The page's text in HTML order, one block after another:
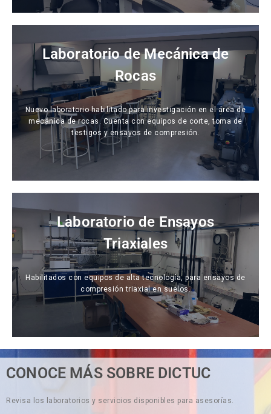
Laboratorio de Mecánica de
Rocas
Nuevo laboratorio habilitado para investigación en el área de
mecánica de rocas. Cuenta con equipos de corte, toma de
testigos y ensayos de compresión.
Laboratorio de Ensayos
Triaxiales
Habilitados con equipos de alta tecnología, para ensayos de
compresión triaxial en suelos.
CONOCE MÁS SOBRE DICTUC
Revisa los laboratorios y servicios disponibles para asesorías.